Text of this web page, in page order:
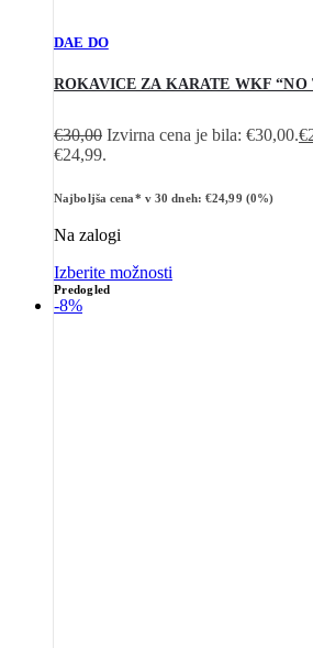
DAE DO
ROKAVICE ZA KARATE WKF “NO
€30,00 Izvirna cena je bila: €30,00.€
€24,99.
Najboljša cena* v 30 dneh:€24,99 (0%)
Na zalogi
Izberite možnosti
Predogled
-8%